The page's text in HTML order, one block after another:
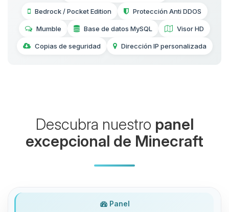
Bedrock / Pocket Edition Protección Anti DDOS
Mumble Base de datos MySQL Visor HD
Copias de seguridad Dirección IP personalizada
Descubra nuestro panel
excepcional de Minecraft
Panel